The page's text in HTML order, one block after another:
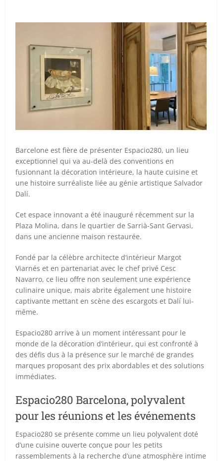
Barcelone est fière de présenter Espacio280, un lieu
exceptionnel qui va au-delà des conventions en
fusionnant la décoration intérieure, la haute cuisine et
une histoire surréaliste liée au génie artistique Salvador
Dalí.
Cet espace innovant a été inauguré récemment sur la
Plaza Molina, dans le quartier de Sarrià-Sant Gervasi,
dans une ancienne maison restaurée.
Fondé par la célèbre architecte d’intérieur Margot
Viarnés et en partenariat avec le chef privé Cesc
Navarro, ce lieu offre non seulement une expérience
culinaire unique, mais abrite également une histoire
captivante mettant en scène des escargots et Dalí lui-
même.
Espacio280 arrive à un moment intéressant pour le
monde de la décoration d’intérieur, qui est confronté à
des défis dus à la présence sur le marché de grandes
marques proposant des prix abordables et des solutions
immédiates.
Espacio280 Barcelona, polyvalent
pour les réunions et les événements
Espacio280 se présente comme un lieu polyvalent doté
d’une cuisine ouverte conçue pour les petits
rassemblements à la recherche d’une atmosphère intime